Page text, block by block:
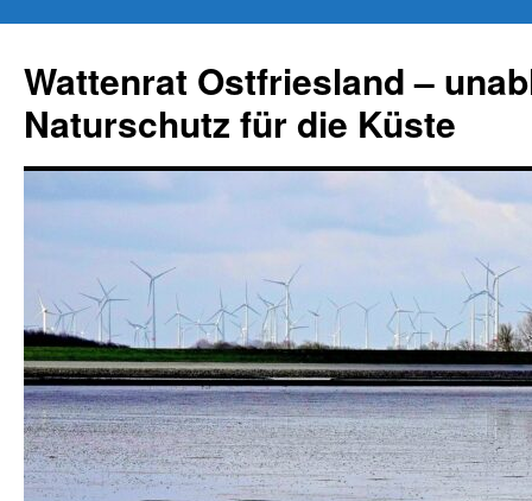
springen
Wattenrat Ostfriesland –
Naturschutz für die Küste